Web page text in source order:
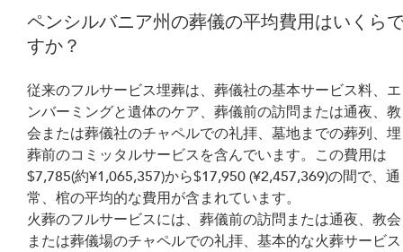
ペンシルバニア州の葬儀の平均費用はいくら
すか？
従来のフルサービス埋葬は、葬儀社の基本サービス料、エ
ンバーミングと遺体のケア、葬儀前の訪問または通夜、教
会または葬儀社のチャペルでの礼拝、墓地までの葬列、埋
葬前のコミッタルサービスを含んでいます。この費用は
$7,785(約¥1,065,357)から$17,950 (¥2,457,369)の間で、通
常、棺の平均的な費用が含まれています。
火葬のフルサービスには、葬儀前の訪問または通夜、教会
または葬儀場のチャペルでの礼拝、基本的な火葬サービス